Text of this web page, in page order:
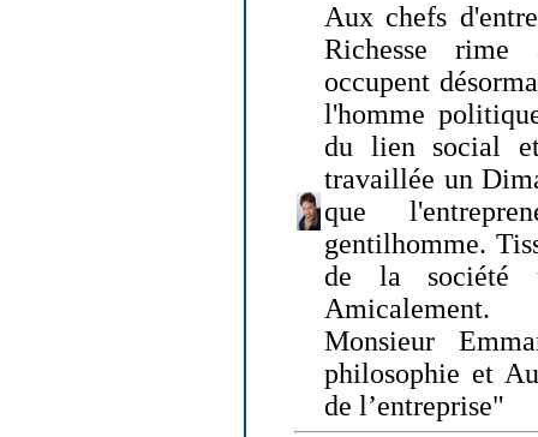
Aux chefs
Richesse rime
occupent
l'homme
du lien social
travaillée un
que
gentilhomme.
de la société
Amicalement.
Monsieur
philosophie et
de l’entreprise"